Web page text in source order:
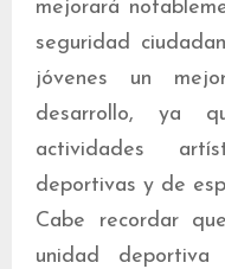
mejorará
seguridad
jóvenes un
desarrollo, ya
actividades
deportivas y de
Cabe recordar
unidad